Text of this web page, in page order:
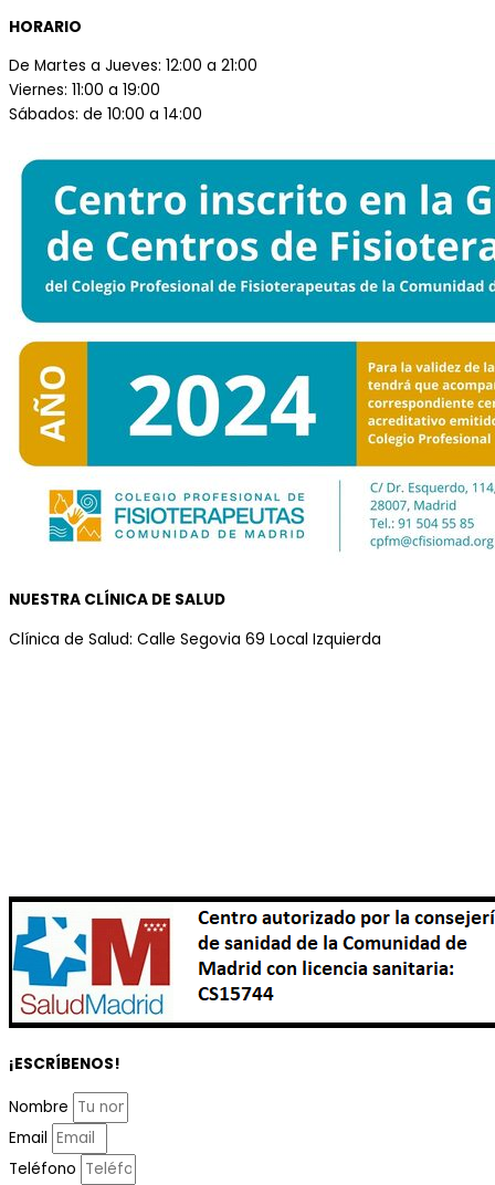
HORARIO
De Martes a Jueves: 12:00 a 21:00
Viernes: 11:00 a 19:00
Sábados: de 10:00 a 14:00
NUESTRA CLÍNICA DE SALUD
Clínica de Salud: Calle Segovia 69 Local Izquierda
¡ESCRÍBENOS!
Nombre
Email
Teléfono